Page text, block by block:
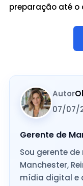
preparação até o
Autor
07/07/
Gerente de
Sou gerente
Manchester,
mídia digital e